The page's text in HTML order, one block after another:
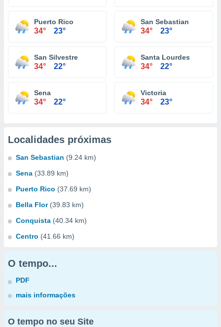
Puerto Rico
34° 23°
San Sebastian
34° 23°
San Silvestre
34° 22°
Santa Lourdes
34° 22°
Sena
34° 22°
Victoria
34° 23°
Localidades próximas
San Sebastian (9.24 km)
Sena (33.89 km)
Puerto Rico (37.69 km)
Bella Flor (39.83 km)
Conquista (40.34 km)
Centro (41.66 km)
O tempo...
PDF
mais informações
O tempo no seu Site